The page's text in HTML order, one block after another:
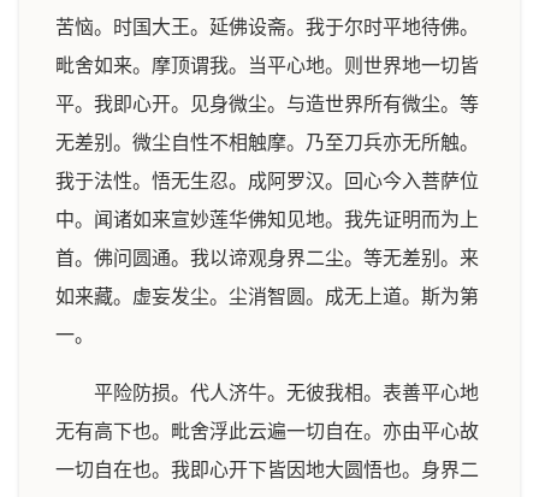
苦恼。时国大王。延佛设斋。我于尔时平地待佛。
毗舍如来。摩顶谓我。当平心地。则世界地一切皆
平。我即心开。见身微尘。与造世界所有微尘。等
无差别。微尘自性不相触摩。乃至刀兵亦无所触。
我于法性。悟无生忍。成阿罗汉。回心今入菩萨位
中。闻诸如来宣妙莲华佛知见地。我先证明而为上
首。佛问圆通。我以谛观身界二尘。等无差别。来
如来藏。虚妄发尘。尘消智圆。成无上道。斯为第
一。
平险防损。代人济牛。无彼我相。表善平心地
无有高下也。毗舍浮此云遍一切自在。亦由平心故
一切自在也。我即心开下皆因地大圆悟也。身界二